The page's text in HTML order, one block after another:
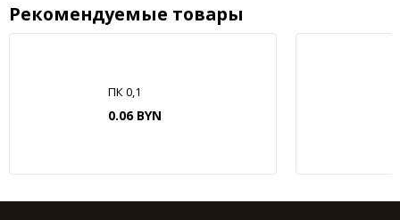
Рекомендуемые товары
ПК 0,1
0.06 BYN